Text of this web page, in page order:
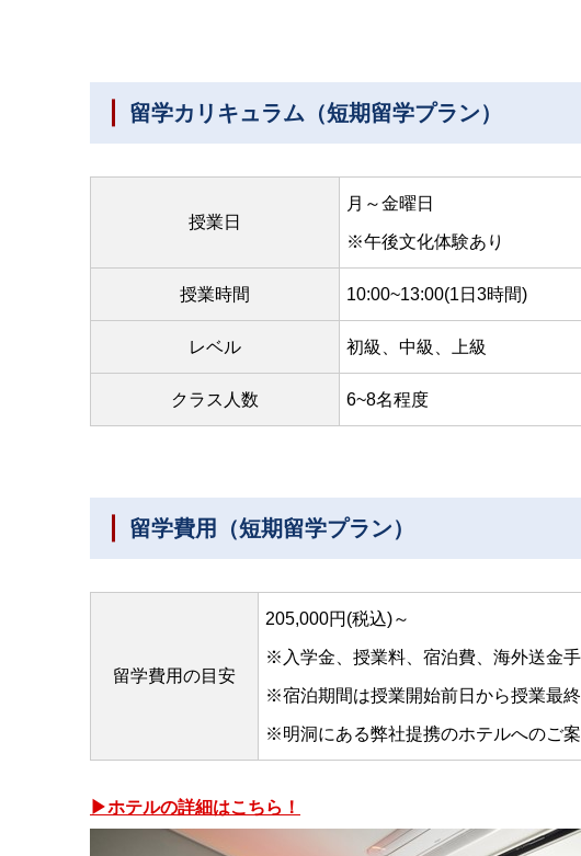
留学カリキュラム（短期留学プラン）
授業日
月～金曜日
※午後文化体験あり
授業時間 10:00~13:00(1日3時間)
レベル 初級、中級、上級
クラス人数 6~8名程度
留学費用（短期留学プラン）
留学費用の目安
205,000円(税込)～
※入学金、授業料、宿泊費、海外送金
※宿泊期間は授業開始前日から授業最
※明洞にある弊社提携のホテルへのご案
▶ホテルの詳細はこちら！